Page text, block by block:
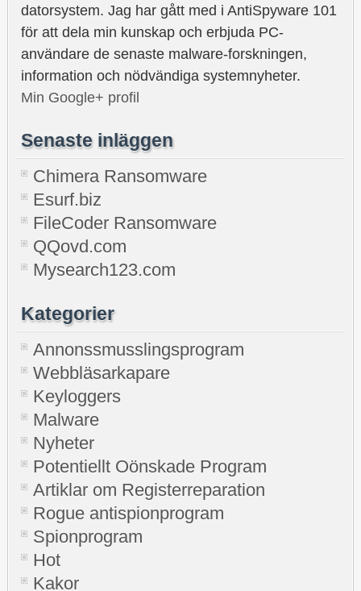
datorsystem. Jag har gått med i AntiSpyware 101
för att dela min kunskap och erbjuda PC-
användare de senaste malware-forskningen,
information och nödvändiga systemnyheter.
Min Google+ profil
Senaste inläggen
Chimera Ransomware
Esurf.biz
FileCoder Ransomware
QQovd.com
Mysearch123.com
Kategorier
Annonssmusslingsprogram
Webbläsarkapare
Keyloggers
Malware
Nyheter
Potentiellt Oönskade Program
Artiklar om Registerreparation
Rogue antispionprogram
Spionprogram
Hot
Kakor